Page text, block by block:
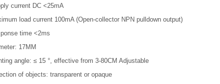
current DC <25mA
load current 100mA (Open-collector NPN pulldown output)
time <2ms
17MM
angle: ≤ 15 °, effective from 3-80CM Adjustable
of objects: transparent or opaque